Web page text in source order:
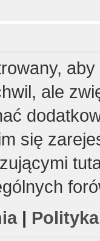
ale
się
|